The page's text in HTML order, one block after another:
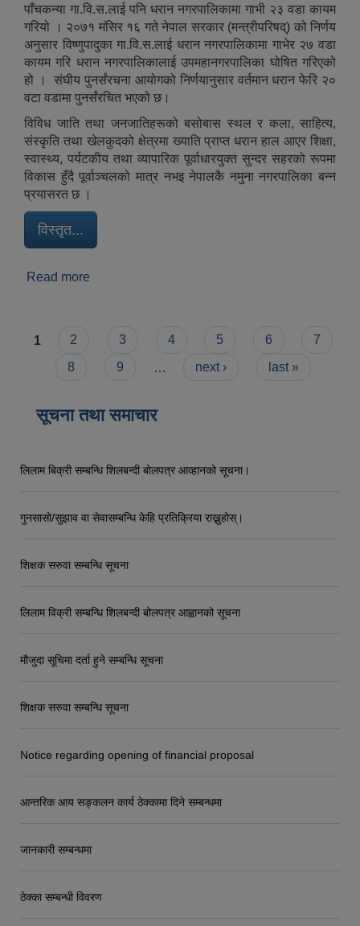
पाँचकन्या गा.वि.स.लाई पनि धरान नगरपालिकामा गाभी २३ वडा कायम
गरियो । २०७१ मंसिर १६ गते नेपाल सरकार (मन्त्रीपरिषद्) को निर्णय
अनुसार विष्णुपादुका गा.वि.स.लाई धरान नगरपालिकामा गाभेर २७ वडा
कायम गरि धरान नगरपालिकालाई उपमहानगरपालिका घोषित गरिएको
हो । संघीय पुनर्संरचना आयोगको निर्णयानुसार वर्तमान धरान फेरि २०
वटा वडामा पुनर्संरचित भएको छ।
विविध जाति तथा जनजातिहरूको बसोबास स्थल र कला, साहित्य,
संस्कृति तथा खेलकुदको क्षेत्रमा ख्याति प्राप्त धरान हाल आएर शिक्षा,
स्वास्थ्य, पर्यटकीय तथा व्यापारिक पूर्वाधारयुक्त सुन्दर सहरको रूपमा
विकास हुँदै पूर्वाञ्चलको मात्र नभइ नेपालकै नमुना नगरपालिका बन्न
प्रयासरत छ ।
विस्तृत...
Read more
Pages
1 2 3 4 5 6
7
8
9 … next › last »
सूचना तथा समाचार
लिलाम बिक्री सम्बन्धि शिलबन्दी बोलपत्र आव्हानको सूचना।
गुनसासो/सुझाव वा सेवासम्बन्धि केहि प्रतिक्रिया राख्नुहोस्।
शिक्षक सरुवा सम्बन्धि सूचना
लिलाम विक्री सम्बन्धि शिलबन्दी बोलपत्र आह्वानको सूचना
मौजुदा सूचिमा दर्ता हुने सम्बन्धि सूचना
शिक्षक सरुवा सम्बन्धि सूचना
Notice regarding opening of financial proposal
आन्तरिक आय सङ्कलन कार्य ठेक्कामा दिने सम्बन्धमा
जानकारी सम्बन्धमा
ठेक्का सम्बन्धी विवरण